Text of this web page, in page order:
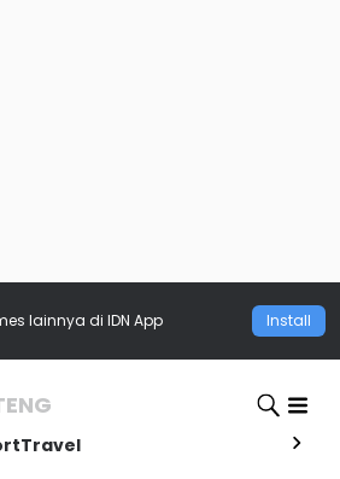
lainnya di IDN App Install
Travel